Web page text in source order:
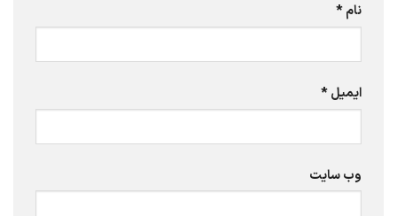
نام*
ایمیل*
وب‌ سایت